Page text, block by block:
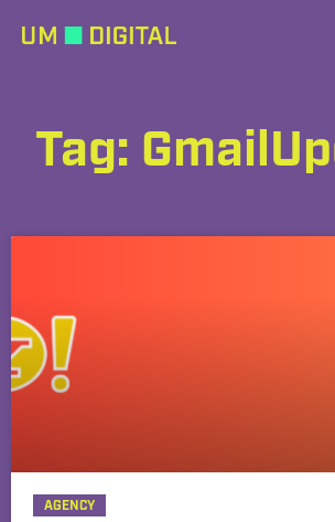
Tag:
AGENCY